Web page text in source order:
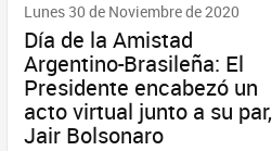
Lunes 30 de Noviembre de 2020
Día de la Amistad
Argentino-Brasileña: El
Presidente encabezó un
acto virtual junto a su par,
Jair Bolsonaro